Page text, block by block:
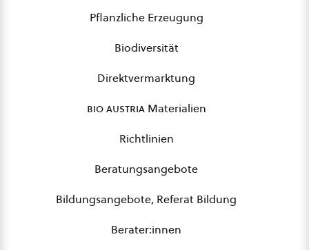
Pflanzliche Erzeugung
Biodiversität
Direktvermarktung
bio austriaMaterialien
Richtlinien
Beratungsangebote
Bildungsangebote, Referat Bildung
Berater:innen